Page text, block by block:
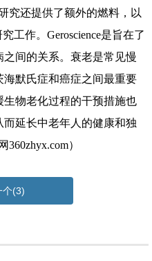
究还提供了额外的燃料，以
究工作。 Geroscience是旨在了
之间的关系。衰老是常见慢
海默氏症和癌症之间最重要
生物老化过程的干预措施也
而延长中老年人的健康和独
360zhyx.com）
个(3)